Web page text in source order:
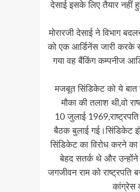
देसाई इसके लिए तैयार नहीं
मोरारजी देसाई ने विभाग
को एक आर्डिनेंस जारी करके
गया वह बैंकिंग कम्पनीज
मजबूत सिंडिकेट को ये बात
मौका की तलाश थी,वो
10 जुलाई
बैठक बुलाई गई।सिंडिकेट
सिंडिकेट का विरोध करने का
बेहद सतर्क थे और उन्होंने
जगजीवन राम को राष्ट्रपति
कांग्रेस